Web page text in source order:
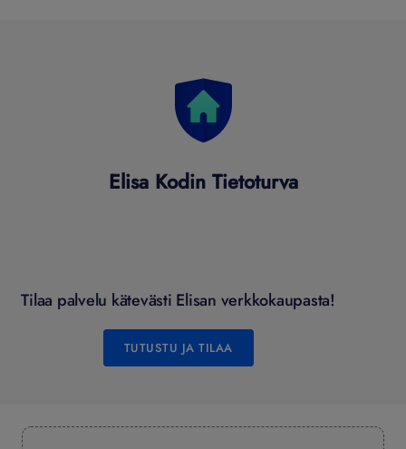
Elisa Kodin Tietoturva
Tilaa palvelu kätevästi Elisan verkkokaupasta!
TUTUSTU JA TILAA